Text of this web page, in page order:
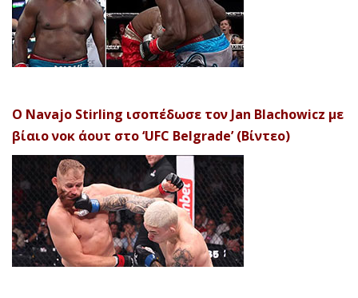
Ο Navajo Stirling ισοπέδωσε τον Jan Blachowicz με
βίαιο νοκ άουτ στο ‘UFC Belgrade’ (Βίντεο)